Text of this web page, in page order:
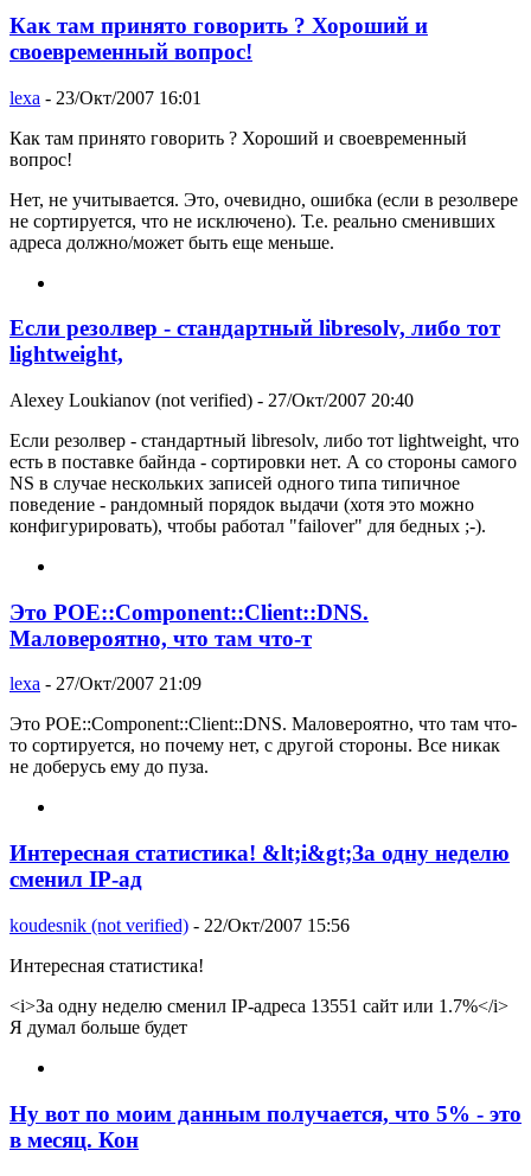
Как там принято говорить ? Хороший и
своевременный вопрос!
lexa - 23/Окт/2007 16:01
Как там принято говорить ? Хороший и своевременный
вопрос!
Нет, не учитывается. Это, очевидно, ошибка (если в резолвере
не сортируется, что не исключено). Т.е. реально сменивших
адреса должно/может быть еще меньше.
Если резолвер - стандартный libresolv, либо тот
lightweight,
Alexey Loukianov (not verified) - 27/Окт/2007 20:40
Если резолвер - стандартный libresolv, либо тот lightweight, что
есть в поставке байнда - сортировки нет. А со стороны самого
NS в случае нескольких записей одного типа типичное
поведение - рандомный порядок выдачи (хотя это можно
конфигурировать), чтобы работал "failover" для бедных ;-).
Это POE::Component::Client::DNS.
Маловероятно, что там что-т
lexa - 27/Окт/2007 21:09
Это POE::Component::Client::DNS. Маловероятно, что там что-
то сортируется, но почему нет, с другой стороны. Все никак
не доберусь ему до пуза.
Интересная статистика! &lt;i&gt;За одну неделю
сменил IP-ад
koudesnik (not verified) - 22/Окт/2007 15:56
Интересная статистика!
<i>За одну неделю сменил IP-адреса 13551 сайт или 1.7%</i>
Я думал больше будет
Ну вот по моим данным получается, что 5% - это
в месяц. Кон